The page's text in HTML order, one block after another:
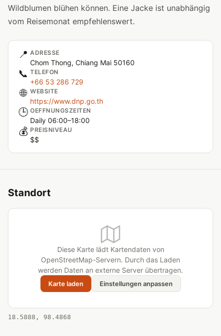
Wildblumen blühen können. Eine Jacke ist unabhängig
vom Reisemonat empfehlenswert.
📍 ADRESSE
Chom Thong, Chiang Mai 50160
📞 TELEFON
+66 53 286 729
🌐 WEBSITE
https://www.dnp.go.th
🕒 OEFFNUNGSZEITEN
Daily 06:00–18:00
💰 PREISNIVEAU
$$
Standort
Diese Karte lädt Kartendaten von
OpenStreetMap-Servern. Durch das Laden
werden Daten an externe Server übertragen.
Karte laden Einstellungen anpassen
18.5888, 98.4868